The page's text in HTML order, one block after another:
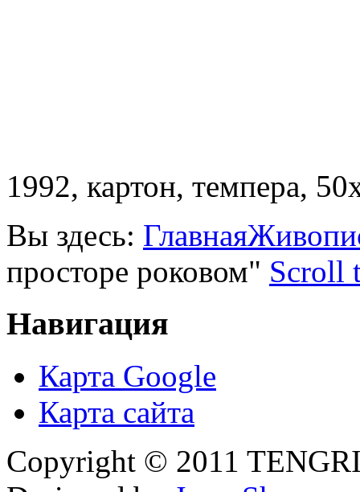
1992, картон, темпера,
Вы здесь: Главная
просторе роковом" Scroll
Навигация
Карта Google
Карта сайта
Copyright © 2011